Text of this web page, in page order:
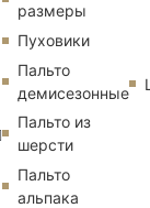
размеры
Пуховики
Пальто
демисезонные
Пальто из
шерсти
Пальто
альпака